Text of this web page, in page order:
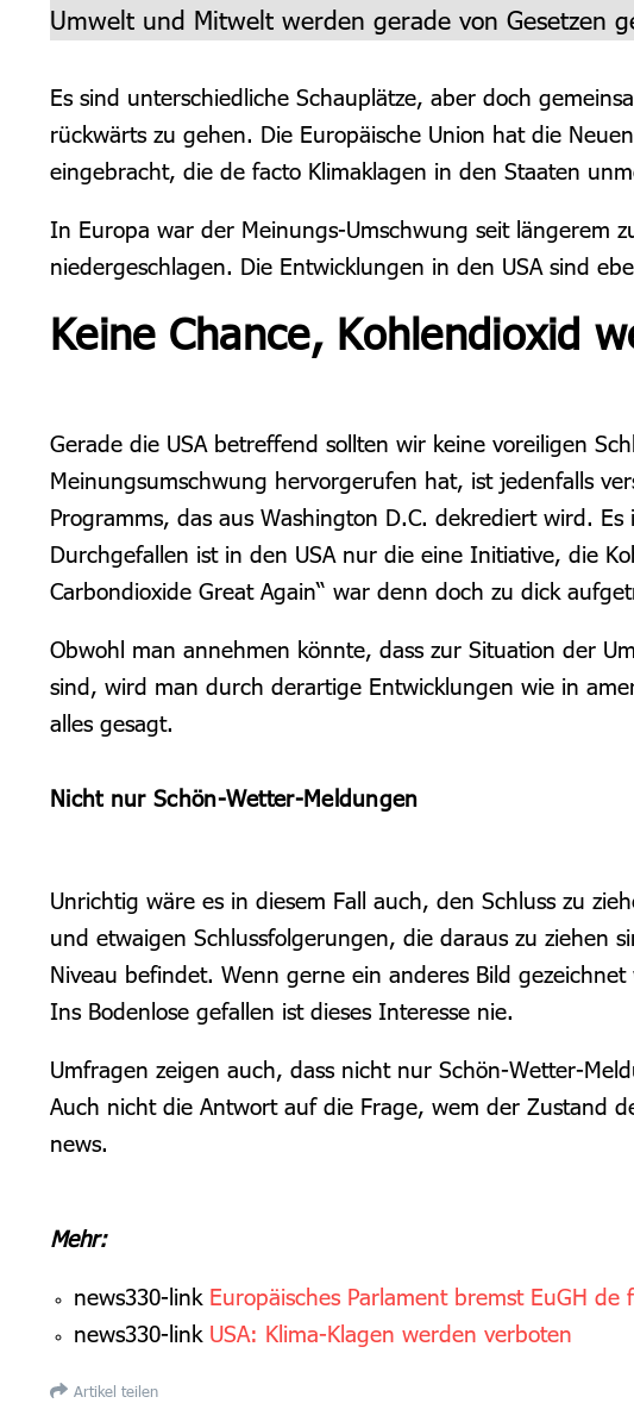
Umwelt und Mitwelt werden gerade von Gesetzen
Es sind unterschiedliche Schauplätze, aber doch
rückwärts zu gehen. Die Europäische Union hat die
eingebracht, die de facto Klimaklagen in den Staaten
In Europa war der Meinungs-Umschwung seit längerem
niedergeschlagen. Die Entwicklungen in den USA sind
Keine Chance, Kohlendioxid
Gerade die USA betreffend sollten wir keine voreiligen
Meinungsumschwung hervorgerufen hat, ist jedenfalls
Programms, das aus Washington D.C. dekrediert wird.
Durchgefallen ist in den USA nur die eine Initiative, die
Carbondioxide Great Again“ war denn doch zu dick
Obwohl man annehmen könnte, dass zur Situation der
sind, wird man durch derartige Entwicklungen wie in
alles gesagt.
Nicht nur Schön-Wetter-Meldungen
Unrichtig wäre es in diesem Fall auch, den Schluss zu
und etwaigen Schlussfolgerungen, die daraus zu ziehen
Niveau befindet. Wenn gerne ein anderes Bild
Ins Bodenlose gefallen ist dieses Interesse nie.
Umfragen zeigen auch, dass nicht nur Schön-Wetter-
Auch nicht die Antwort auf die Frage, wem der Zustand
news.
Mehr:
news330-link Europäisches Parlament bremst EuGH de
news330-link USA: Klima-Klagen werden verboten
Artikel teilen